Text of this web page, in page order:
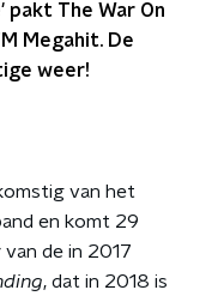
pakt The War On
Megahit. De
weer!
van het
en komt 29
de in 2017
, dat in 2018 is